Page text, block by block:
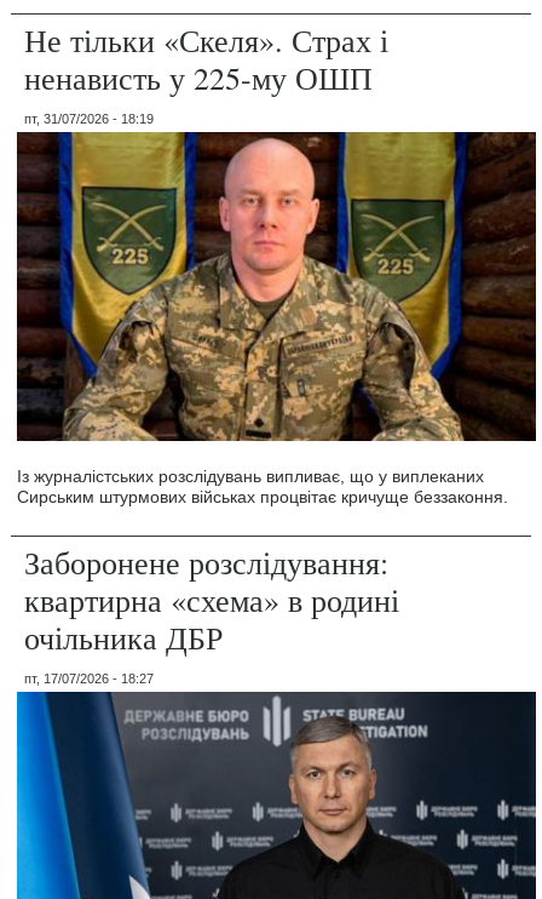
Не тільки «Скеля». Страх і
ненависть у 225-му ОШП
пт, 31/07/2026 - 18:19
Із журналістських розслідувань випливає, що у виплеканих
Сирським штурмових військах процвітає кричуще беззаконня.
Заборонене розслідування:
квартирна «схема» в родині
очільника ДБР
пт, 17/07/2026 - 18:27